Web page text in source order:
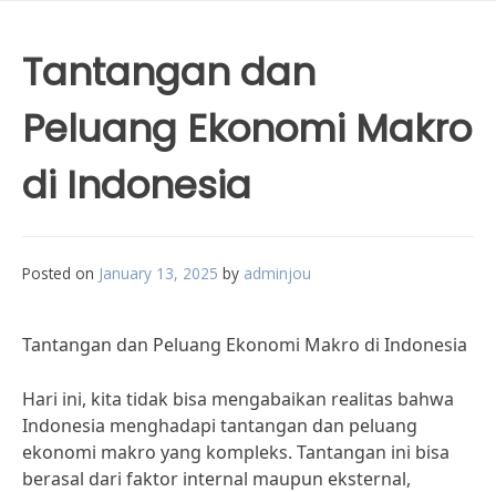
Tantangan dan
Peluang Ekonomi Makro
di Indonesia
Posted on January 13, 2025 by adminjou
Tantangan dan Peluang Ekonomi Makro di Indonesia
Hari ini, kita tidak bisa mengabaikan realitas bahwa
Indonesia menghadapi tantangan dan peluang
ekonomi makro yang kompleks. Tantangan ini bisa
berasal dari faktor internal maupun eksternal,